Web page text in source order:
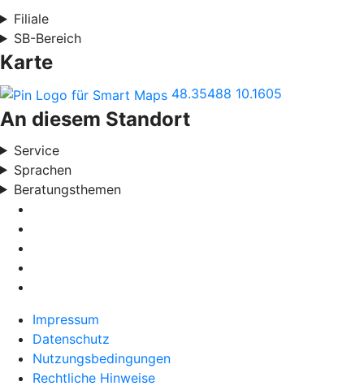
Filiale
SB-Bereich
Karte
48.35488 10.1605
An diesem Standort
Service
Sprachen
Beratungsthemen
Impressum
Datenschutz
Nutzungsbedingungen
Rechtliche Hinweise